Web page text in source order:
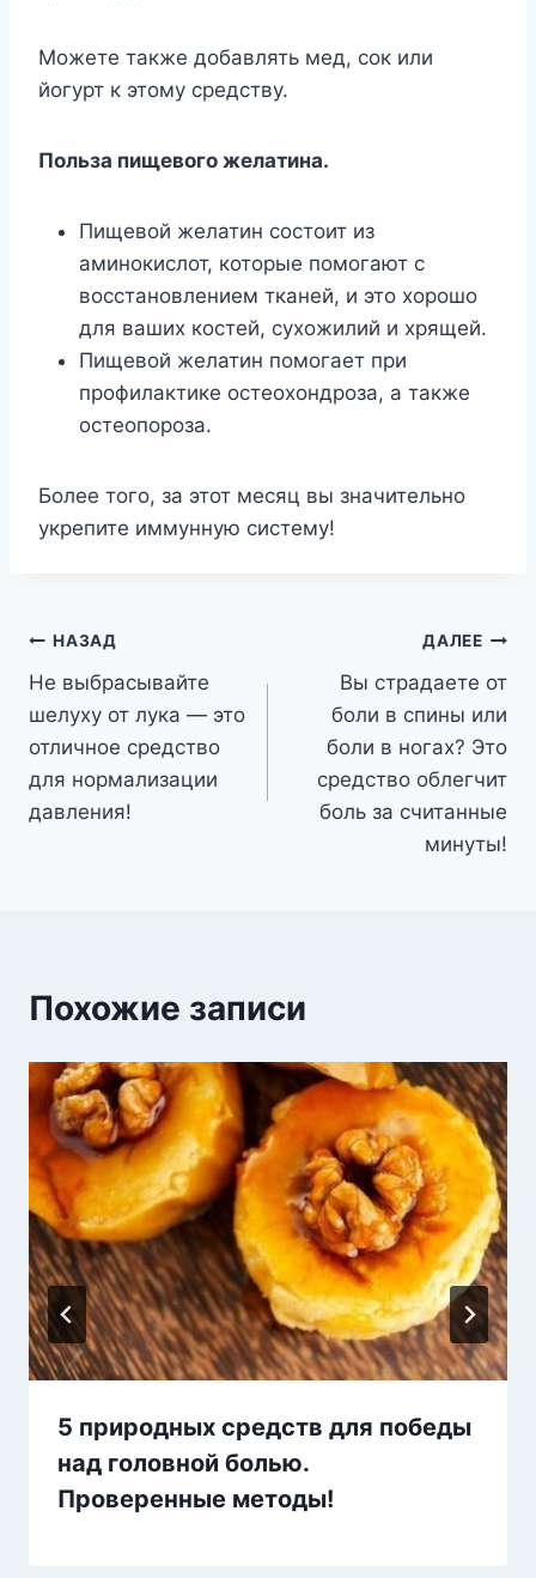
Можете также добавлять мед, сок или
йогурт к этому средству.
Польза пищевого желатина.
Пищевой желатин состоит из
аминокислот, которые помогают с
восстановлением тканей, и это хорошо
для ваших костей, сухожилий и хрящей.
Пищевой желатин помогает при
профилактике остеохондроза, а также
остеопороза.
Более того, за этот месяц вы значительно
укрепите иммунную систему!
Навигация
по
записям
НАЗАД
Не выбрасывайте
шелуху от лука — это
отличное средство
для нормализации
давления!
ДАЛЕЕ
Вы страдаете от
боли в спины или
боли в ногах? Это
средство облегчит
боль за считанные
минуты!
Похожие записи
5 природных средств для победы
над головной болью.
Проверенные методы!